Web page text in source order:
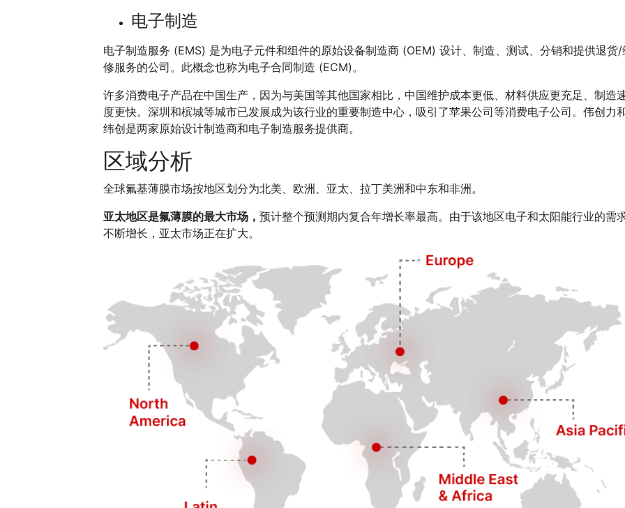
电子制造
电子制造服务 (EMS) 是为电子元件和组件的原始设备制造商 (OEM) 设计、制造、测试、分销和提供退货/
修服务的公司。此概念也称为电子合同制造 (ECM)。
许多消费电子产品在中国生产，因为与美国等其他国家相比，中国维护成本更低、材料供应更充足、制造
度更快。深圳和槟城等城市已发展成为该行业的重要制造中心，吸引了苹果公司等消费电子公司。伟创力
纬创是两家原始设计制造商和电子制造服务提供商。
区域分析
全球氟基薄膜市场按地区划分为北美、欧洲、亚太、拉丁美洲和中东和非洲。
亚太地区是氟薄膜的最大市场， 预计整个预测期内复合年增长率最高。由于该地区电子和太阳能行业的需
不断增长，亚太市场正在扩大。